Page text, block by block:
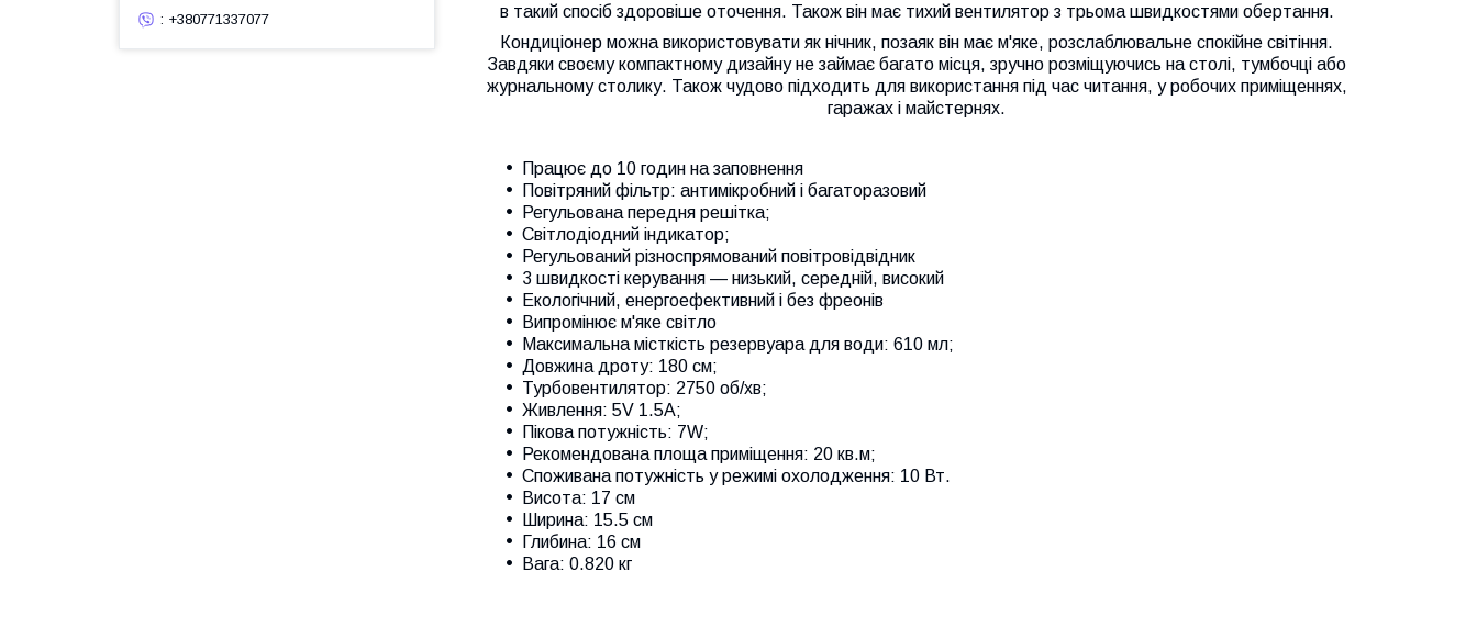
в такий спосіб здоровіше оточення. Також він має тихий вентилятор з трьома швидкостями обертання.
Кондиціонер можна використовувати як нічник, позаяк він має м'яке, розслаблювальне спокійне світіння.
Завдяки своєму компактному дизайну не займає багато місця, зручно розміщуючись на столі, тумбочці або
журнальному столику. Також чудово підходить для використання під час читання, у робочих приміщеннях,
гаражах і майстернях.
Працює до 10 годин на заповнення
Повітряний фільтр: антимікробний і багаторазовий
Регульована передня решітка;
Світлодіодний індикатор;
Регульований різноспрямований повітровідвідник
3 швидкості керування — низький, середній, високий
Екологічний, енергоефективний і без фреонів
Випромінює м'яке світло
Максимальна місткість резервуара для води: 610 мл;
Довжина дроту: 180 см;
Турбовентилятор: 2750 об/хв;
Живлення: 5V 1.5A;
Пікова потужність: 7W;
Рекомендована площа приміщення: 20 кв.м;
Споживана потужність у режимі охолодження: 10 Вт.
Висота: 17 см
Ширина: 15.5 см
Глибина: 16 см
Вага: 0.820 кг
: +380771337077